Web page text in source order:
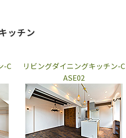
ッチン
-C
リビングダイニングキッチン-C
ASE02